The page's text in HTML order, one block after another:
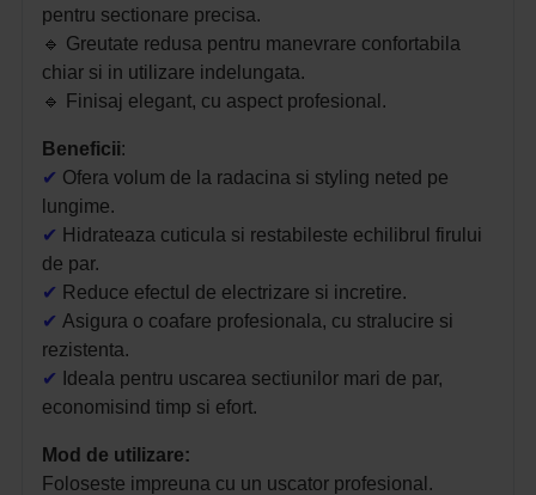
pentru sectionare precisa.
🔹 Greutate redusa pentru manevrare confortabila
chiar si in utilizare indelungata.
🔹 Finisaj elegant, cu aspect profesional.
Beneficii:
✔ Ofera volum de la radacina si styling neted pe
lungime.
✔ Hidrateaza cuticula si restabileste echilibrul firului
de par.
✔ Reduce efectul de electrizare si incretire.
✔ Asigura o coafare profesionala, cu stralucire si
rezistenta.
✔
Ideala pentru uscarea sectiunilor mari de par,
economisind timp si efort.
Mod de utilizare:
Foloseste impreuna cu un uscator profesional.